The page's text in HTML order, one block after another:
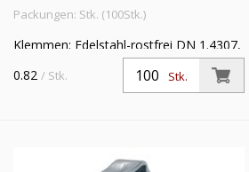
Packungen: Stk. (100Stk.)
Klemmen: Edelstahl-rostfrei DN 1.4307,
Einlagering: Edelstahl-rostfrei DIN
1.4310 VE: 100
Stk.
0.82 / Stk.